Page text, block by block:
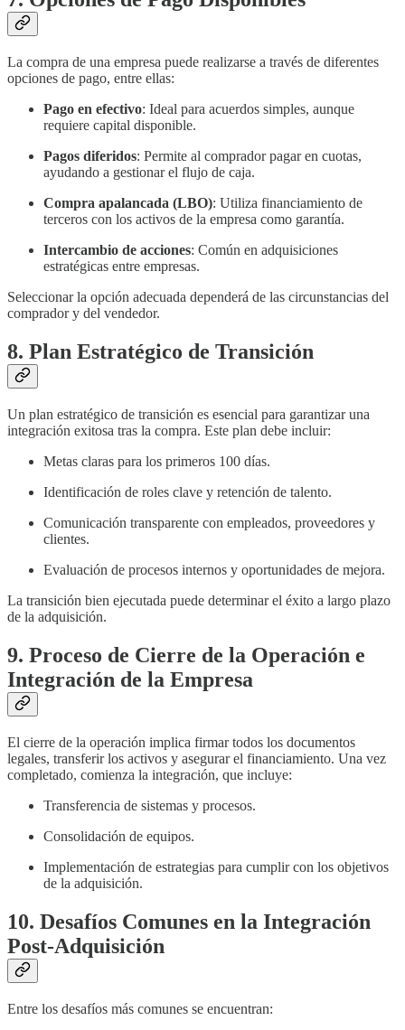
La compra de una empresa puede realizarse a través de diferentes
opciones de pago, entre ellas:
Pago en efectivo: Ideal para acuerdos simples, aunque
requiere capital disponible.
Pagos diferidos: Permite al comprador pagar en cuotas,
ayudando a gestionar el flujo de caja.
Compra apalancada (LBO): Utiliza financiamiento de
terceros con los activos de la empresa como garantía.
Intercambio de acciones: Común en adquisiciones
estratégicas entre empresas.
Seleccionar la opción adecuada dependerá de las circunstancias del
comprador y del vendedor.
8. Plan Estratégico de Transición
Un plan estratégico de transición es esencial para garantizar una
integración exitosa tras la compra. Este plan debe incluir:
Metas claras para los primeros 100 días.
Identificación de roles clave y retención de talento.
Comunicación transparente con empleados, proveedores y
clientes.
Evaluación de procesos internos y oportunidades de mejora.
La transición bien ejecutada puede determinar el éxito a largo plazo
de la adquisición.
9. Proceso de Cierre de la Operación e
Integración de la Empresa
El cierre de la operación implica firmar todos los documentos
legales, transferir los activos y asegurar el financiamiento. Una vez
completado, comienza la integración, que incluye:
Transferencia de sistemas y procesos.
Consolidación de equipos.
Implementación de estrategias para cumplir con los objetivos
de la adquisición.
10. Desafíos Comunes en la Integración
Post-Adquisición
Entre los desafíos más comunes se encuentran: